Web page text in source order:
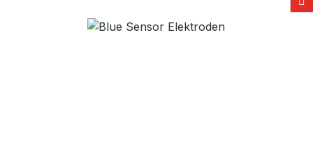
Bildergalerie überspringen